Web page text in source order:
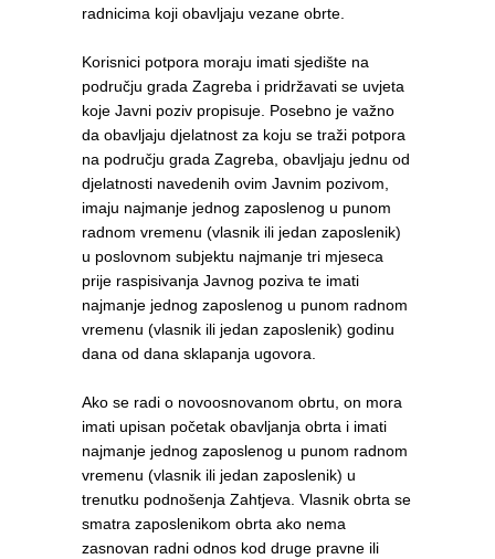
radnicima koji obavljaju vezane obrte.
Korisnici potpora moraju imati sjedište na
području grada Zagreba i pridržavati se uvjeta
koje Javni poziv propisuje. Posebno je važno
da obavljaju djelatnost za koju se traži potpora
na području grada Zagreba, obavljaju jednu od
djelatnosti navedenih ovim Javnim pozivom,
imaju najmanje jednog zaposlenog u punom
radnom vremenu (vlasnik ili jedan zaposlenik)
u poslovnom subjektu najmanje tri mjeseca
prije raspisivanja Javnog poziva te imati
najmanje jednog zaposlenog u punom radnom
vremenu (vlasnik ili jedan zaposlenik) godinu
dana od dana sklapanja ugovora.
Ako se radi o novoosnovanom obrtu, on mora
imati upisan početak obavljanja obrta i imati
najmanje jednog zaposlenog u punom radnom
vremenu (vlasnik ili jedan zaposlenik) u
trenutku podnošenja Zahtjeva. Vlasnik obrta se
smatra zaposlenikom obrta ako nema
zasnovan radni odnos kod druge pravne ili